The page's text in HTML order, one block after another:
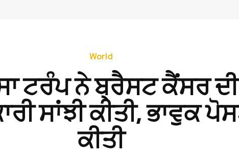
World
ਟਰੰਪ ਨੇ ਬ੍ਰੈਸਟ ਕੈਂਸਰ ਦੀ
ਸਾਂਝੀ ਕੀਤੀ, ਭਾਵੁਕ
ਕੀਤੀ